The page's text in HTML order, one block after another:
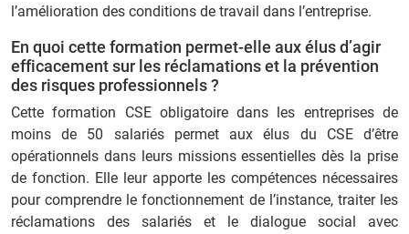
l’amélioration des conditions de travail dans l’entreprise.
En quoi cette formation permet-elle aux élus d’agir
efficacement sur les réclamations et la prévention
des risques professionnels ?
Cette formation CSE obligatoire dans les entreprises de
moins de 50 salariés permet aux élus du CSE d’être
opérationnels dans leurs missions essentielles dès la prise
de fonction. Elle leur apporte les compétences nécessaires
pour comprendre le fonctionnement de l’instance, traiter les
réclamations des salariés et le dialogue social avec